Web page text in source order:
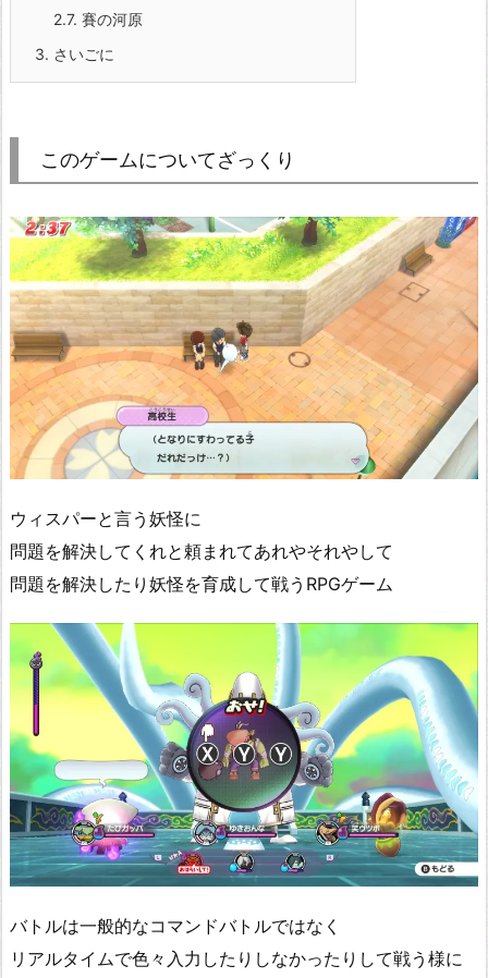
2.7. 賽の河原
3. さいごに
このゲームについてざっくり
ウィスパーと言う妖怪に
問題を解決してくれと頼まれてあれやそれやして
問題を解決したり妖怪を育成して戦うRPGゲーム
バトルは一般的なコマンドバトルではなく
リアルタイムで色々入力したりしなかったりして戦う様に